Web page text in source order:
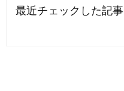
最近チェックした記事